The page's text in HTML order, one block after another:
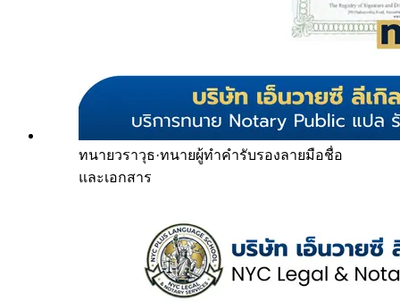
ทนายวราวุธ·ทนายผู้ทำคำรับรองลายมือชื่อ
และเอกสาร